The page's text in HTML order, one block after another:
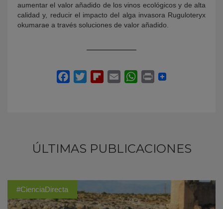
aumentar el valor añadido de los vinos ecológicos y de alta
calidad y, reducir el impacto del alga invasora Ruguloteryx
okumarae a través soluciones de valor añadido.
ÚLTIMAS PUBLICACIONES
#CienciaDirecta